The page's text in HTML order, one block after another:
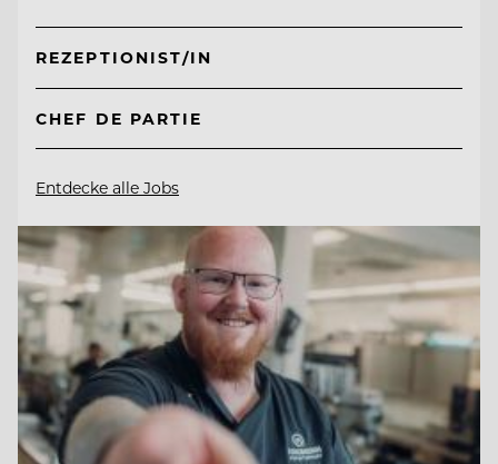
REZEPTIONIST/IN
CHEF DE PARTIE
Entdecke alle Jobs